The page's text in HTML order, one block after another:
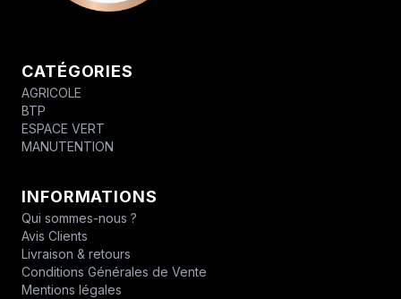
CATÉGORIES
AGRICOLE
BTP
ESPACE VERT
MANUTENTION
INFORMATIONS
Qui sommes-nous ?
Avis Clients
Livraison & retours
Conditions Générales de Vente
Mentions légales